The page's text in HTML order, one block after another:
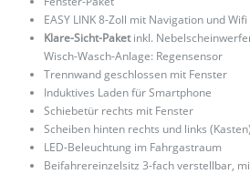
EASY LINK 8-Zoll mit Navigation und
Klare-Sicht-Paketinkl.
Wisch-Wasch-Anlage: Regensensor
Trennwand geschlossen mit Fenster
Induktives Laden für Smartphone
Schiebetür rechts mit Fenster
Scheiben hinten rechts und links (Kasten)
LED-Beleuchtung im Fahrgastraum
Beifahrereinzelsitz 3-fach verstellbar,